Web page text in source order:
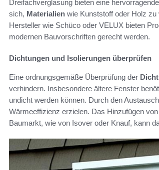
Dreifachverglasung bieten eine hervorragende
sich, Materialien wie Kunststoff oder Holz
Hersteller wie Schüco oder VELUX bieten
modernen Bauvorschriften gerecht werden.
Dichtungen und Isolierungen überprüfen
Eine ordnungsgemäße Überprüfung der
verhindern. Insbesondere ältere Fenster
undicht werden können. Durch den
Wärmeeffizienz erzielen. Das Hinzufügen
Baumarkt, wie von Isover oder Knauf, kann